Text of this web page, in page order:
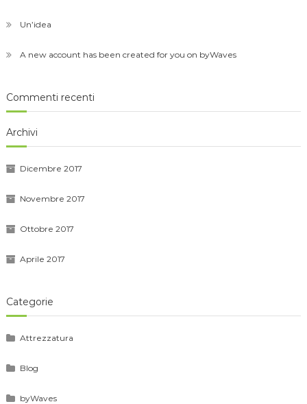
Un’idea
A new account has been created for you on byWaves
Commenti recenti
Archivi
Dicembre 2017
Novembre 2017
Ottobre 2017
Aprile 2017
Categorie
Attrezzatura
Blog
byWaves